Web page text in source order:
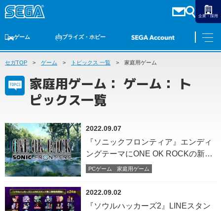
企業・採用
ゲーム
ゲームTOP 家庭用ゲーム PCゲーム スマホゲーム
プライズ・ホビー
プライズ トイ S-FIRE セガ ラッキーくじ
セガ ラッキーくじ
ゲームTOP
家庭用ゲーム
スマホゲーム
アーケードゲーム
プライズ・ホビー
トイ
S-FIRE
セガ ラッキーくじ
セガ ラッキーくじオンライン
物販
アニメ
ダーツ
トピックス
セガTOP ゲーム トピックス 一覧 家庭用ゲーム
家庭用ゲーム： ゲーム： ト
ピックス一覧
2022.09.07
PCゲーム 家庭用ゲーム
『ソニックフロンティア』エンディ
ングテーマにONE OK ROCKの新曲
「Vandalize」を起用決定！ゲーム映
最新映像を公開
2022.09.02
『ソウルハッカーズ2』LINEスタン